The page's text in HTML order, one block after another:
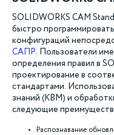
SOLIDWORKS CAM
быстро
конфигураций
САПР. Пользователи
определения правил в
проектирование в
стандартами.
знаний (KBM) и
следующие
Распознавание